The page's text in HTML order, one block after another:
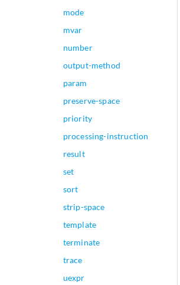
mode
mvar
number
output-method
param
preserve-space
priority
processing-instruction
result
set
sort
strip-space
template
terminate
trace
uexpr